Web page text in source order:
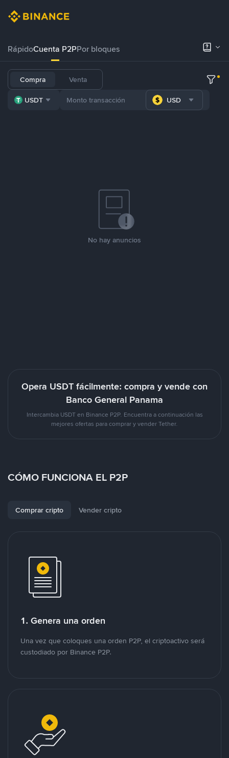
RápidoCuenta P2PPor bloques
Compra Venta
USDT USD
No hay anuncios
Opera USDT fácilmente: compra y vende con
Banco General Panama
Intercambia USDT en Binance P2P. Encuentra a continuación las
mejores ofertas para comprar y vender Tether.
CÓMO FUNCIONA EL P2P
Comprar cripto Vender cripto
1. Genera una orden
Una vez que coloques una orden P2P, el criptoactivo será
custodiado por Binance P2P.